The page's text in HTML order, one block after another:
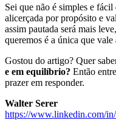
Sei que não é simples e
alicerçada por propósito e
assim pautada será mais
queremos é a única que
Gostou do artigo? Quer
e em equilíbrio? Então
prazer em responder.
Walter Serer
https://www.linkedin.com/